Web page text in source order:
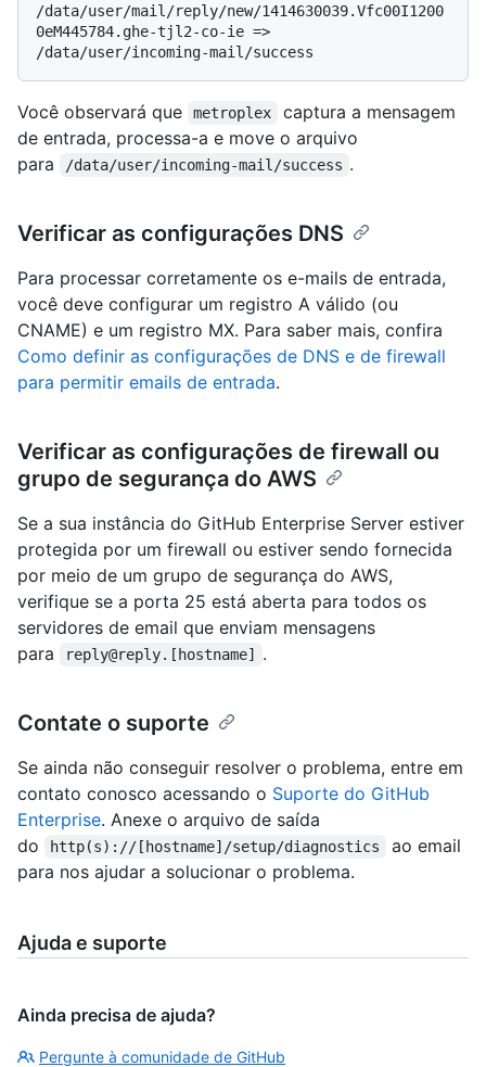
/data/user/mail/reply/new/1414630039.Vfc00I1200
0eM445784.ghe-tjl2-co-ie =>
Você observará que metroplex
captura a mensagem
de entrada, processa-a e move o arquivo
para
/data/user/incoming-mail/success .
Verificar as configurações DNS
Para processar corretamente os e-mails de entrada,
você deve configurar um registro A válido (ou
CNAME) e um registro MX. Para saber mais, confira
Como definir as configurações de DNS e de firewall
para permitir emails de entrada.
Verificar as configurações de firewall ou
grupo de segurança do AWS
Se a sua instância do GitHub Enterprise Server estiver
protegida por um firewall ou estiver sendo fornecida
por meio de um grupo de segurança do AWS,
verifique se a porta 25 está aberta para todos os
servidores de email que enviam mensagens
para
reply@reply.[hostname] .
Contate o suporte
Se ainda não conseguir resolver o problema, entre em
contato conosco acessando o Suporte do GitHub
Enterprise. Anexe o arquivo de saída
do
http(s)://[hostname]/setup/diagnostics
ao email
para nos ajudar a solucionar o problema.
Ajuda e suporte
Ainda precisa de ajuda?
Pergunte à comunidade de GitHub